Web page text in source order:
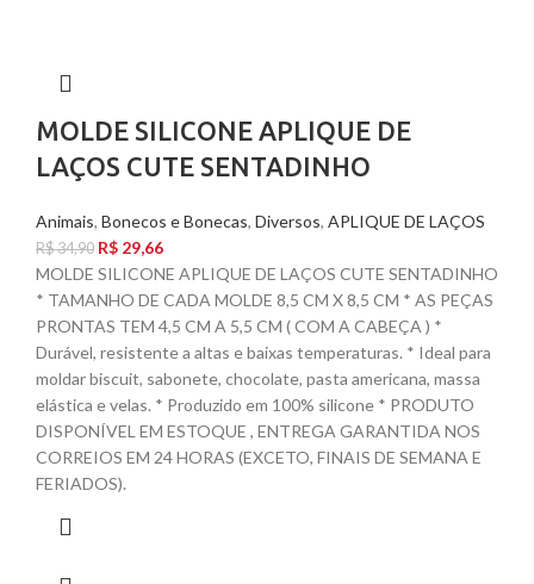
MOLDE SILICONE APLIQUE DE
LAÇOS CUTE SENTADINHO
Animais, Bonecos e Bonecas, Diversos, APLIQUE DE LAÇOS
R$34,90 R$ 29,66
MOLDE SILICONE APLIQUE DE LAÇOS CUTE SENTADINHO
* TAMANHO DE CADA MOLDE 8,5 CM X 8,5 CM * AS PEÇAS
PRONTAS TEM 4,5 CM A 5,5 CM ( COM A CABEÇA ) *
Durável, resistente a altas e baixas temperaturas. * Ideal para
moldar biscuit, sabonete, chocolate, pasta americana, massa
elástica e velas. * Produzido em 100% silicone * PRODUTO
DISPONÍVEL EM ESTOQUE , ENTREGA GARANTIDA NOS
CORREIOS EM 24 HORAS (EXCETO, FINAIS DE SEMANA E
FERIADOS).